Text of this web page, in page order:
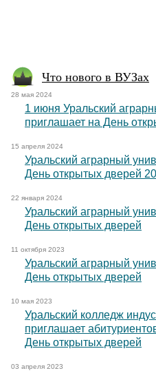
Что нового в ВУЗах
28 мая 2024
1 июня Уральский
приглашает на День
15 апреля 2024
Уральский аграрный
День открытых дверей
22 января 2024
Уральский аграрный
День открытых дверей
11 октября 2023
Уральский аграрный
День открытых дверей
10 мая 2023
Уральский колледж
приглашает
День открытых дверей
03 апреля 2023